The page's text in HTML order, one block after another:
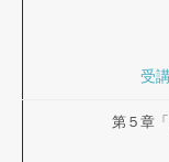
受
第５章